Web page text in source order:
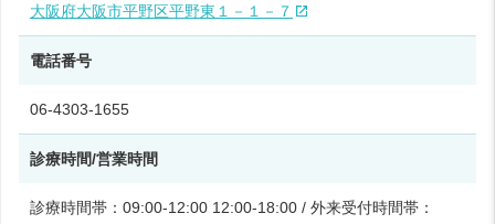
大阪府大阪市平野区平野東１－１－７
電話番号
06-4303-1655
診療時間/営業時間
診療時間帯：09:00-12:00 12:00-18:00 / 外来受付時間帯：